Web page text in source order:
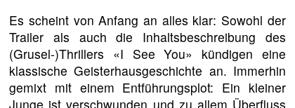
Es scheint von Anfang an alles klar: Sowohl der
Trailer als auch die Inhaltsbeschreibung des
(Grusel-)Thrillers «I See You» kündigen eine
klassische Geisterhausgeschichte an. Immerhin
gemixt mit einem Entführungsplot: Ein kleiner
Junge ist verschwunden und zu allem Überfluss